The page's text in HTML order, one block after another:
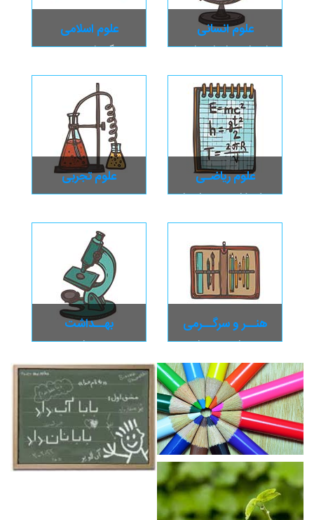
علوم اسلامی
زندگی نامه معصومین،
دین و زندگی
علوم انسانی
اجتماعی ، ادبیات، تاریخ
علوم تجربی
زمین، زیست، شـیمی،
علوم ریاضـی
علوم کامپیـوتر، ریاضیـات،
بهــداشت
مشــاوره و
هنــر و سرگــرمی
تئاتر و سینمـا ،